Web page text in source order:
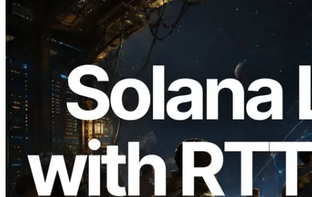
2026.08.05
ERPC ขยาย Solana Leader Slot API ด้วย
การวัด Ping จาก 7 Region ทั่วโลก พร้อม